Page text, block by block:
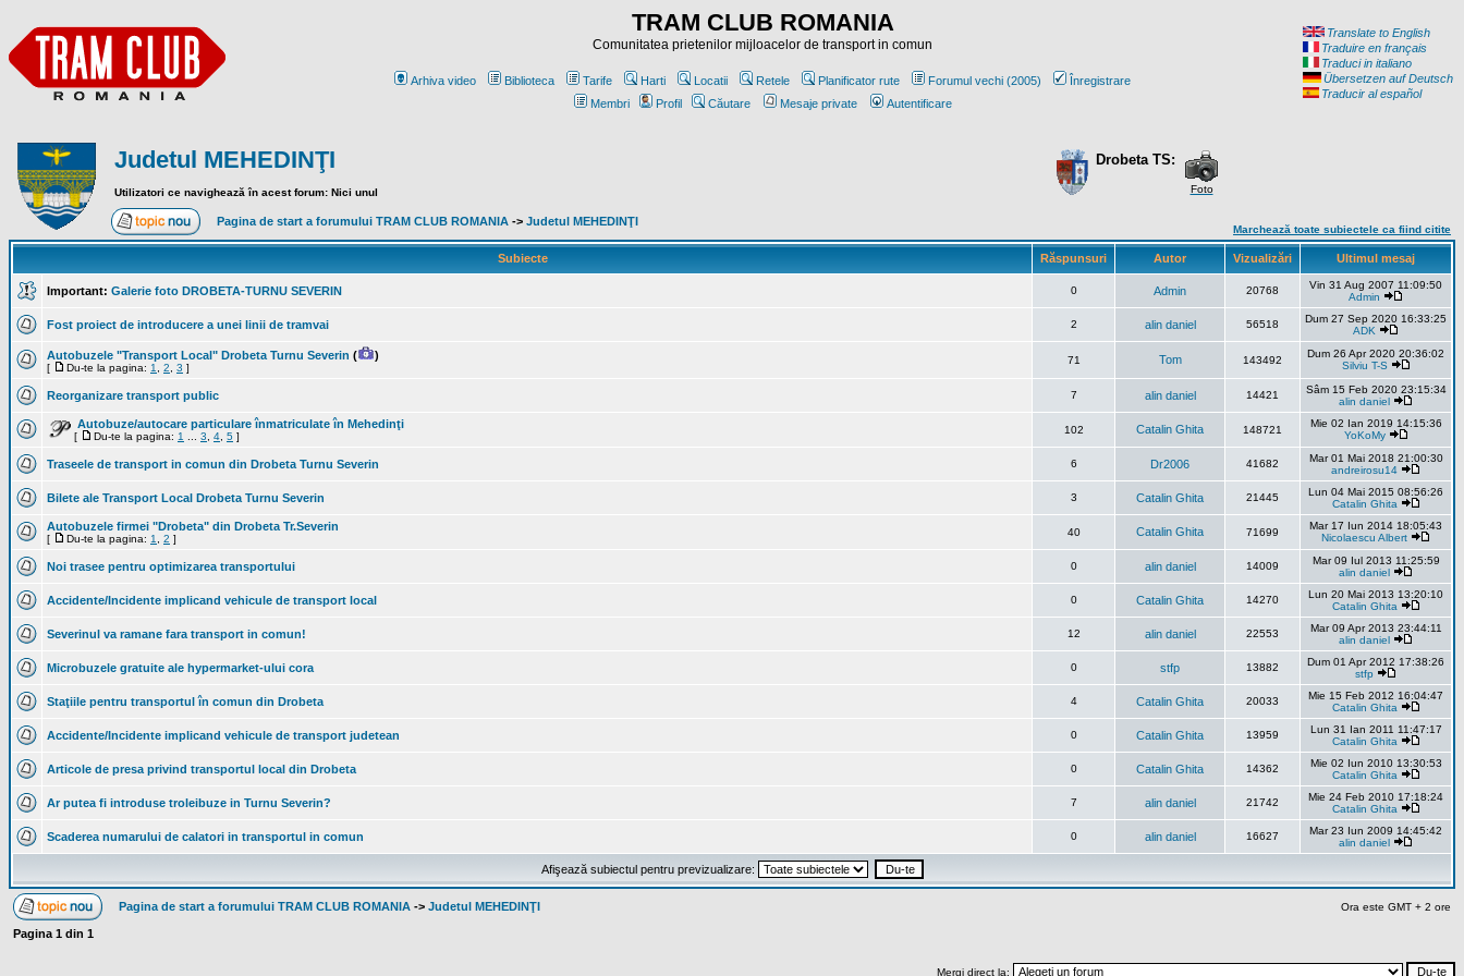
TRAM CLUB ROMANIA
Comunitatea prietenilor mijloacelor de transport in comun
Arhiva video Biblioteca Tarife Harti Locatii Retele Planificator rute Forumul vechi (2005)
Înregistrare
Membri
Profil Căutare Mesaje private Autentificare
Translate to English
Traduire en français
Traduci in italiano
Übersetzen auf Deutsch
Traducir al español
Judetul MEHEDINŢI
Utilizatori ce navighează în acest forum: Nici unul
Drobeta TS:
Foto
Pagina de start a forumului TRAM CLUB ROMANIA -> Judetul MEHEDINŢI
Marchează toate subiectele ca fiind citite
Subiecte Răspunsuri Autor Vizualizări Ultimul mesaj
Important: Galerie foto DROBETA-TURNU SEVERIN 0 Admin 20768
Vin 31 Aug 2007 11:09:50
Admin
Fost proiect de introducere a unei linii de tramvai 2 alin daniel 56518
Dum 27 Sep 2020 16:33:25
ADK
Autobuzele "Transport Local" Drobeta Turnu Severin ( )
[ Du-te la pagina: 1 2 3 ]
71 Tom 143492
Dum 26 Apr 2020 20:36:02
Silviu T-S
Reorganizare transport public 7 alin daniel 14421
Sâm 15 Feb 2020 23:15:34
alin daniel
Autobuze/autocare particulare înmatriculate în Mehedinţi
[ Du-te la pagina: 1 3 4 5 ]
102 Catalin Ghita 148721
Mie 02 Ian 2019 14:15:36
YoKoMy
Traseele de transport in comun din Drobeta Turnu Severin 6 Dr2006 41682
Mar 01 Mai 2018 21:00:30
andreirosu14
Bilete ale Transport Local Drobeta Turnu Severin 3 Catalin Ghita 21445
Lun 04 Mai 2015 08:56:26
Catalin Ghita
Autobuzele firmei "Drobeta" din Drobeta Tr.Severin
[ Du-te la pagina: 1 2 ]
40 Catalin Ghita 71699
Mar 17 Iun 2014 18:05:43
Nicolaescu Albert
Noi trasee pentru optimizarea transportului 0 alin daniel 14009
Mar 09 Iul 2013 11:25:59
alin daniel
Accidente/Incidente implicand vehicule de transport local 0 Catalin Ghita 14270
Lun 20 Mai 2013 13:20:10
Catalin Ghita
Severinul va ramane fara transport in comun! 12 alin daniel 22553
Mar 09 Apr 2013 23:44:11
alin daniel
Microbuzele gratuite ale hypermarket-ului cora 0 stfp 13882
Dum 01 Apr 2012 17:38:26
stfp
Staţiile pentru transportul în comun din Drobeta 4 Catalin Ghita 20033
Mie 15 Feb 2012 16:04:47
Catalin Ghita
Accidente/Incidente implicand vehicule de transport judetean 0 Catalin Ghita 13959
Lun 31 Ian 2011 11:47:17
Catalin Ghita
Articole de presa privind transportul local din Drobeta 0 Catalin Ghita 14362
Mie 02 Iun 2010 13:30:53
Catalin Ghita
Ar putea fi introduse troleibuze in Turnu Severin? 7 alin daniel 21742
Mie 24 Feb 2010 17:18:24
Catalin Ghita
Scaderea numarului de calatori in transportul in comun 0 alin daniel 16627
Mar 23 Iun 2009 14:45:42
alin daniel
Afişează subiectul pentru previzualizare:
Pagina de start a forumului TRAM CLUB ROMANIA -> Judetul MEHEDINŢI Ora este GMT + 2 ore
Pagina 1 din 1
Mergi direct la: